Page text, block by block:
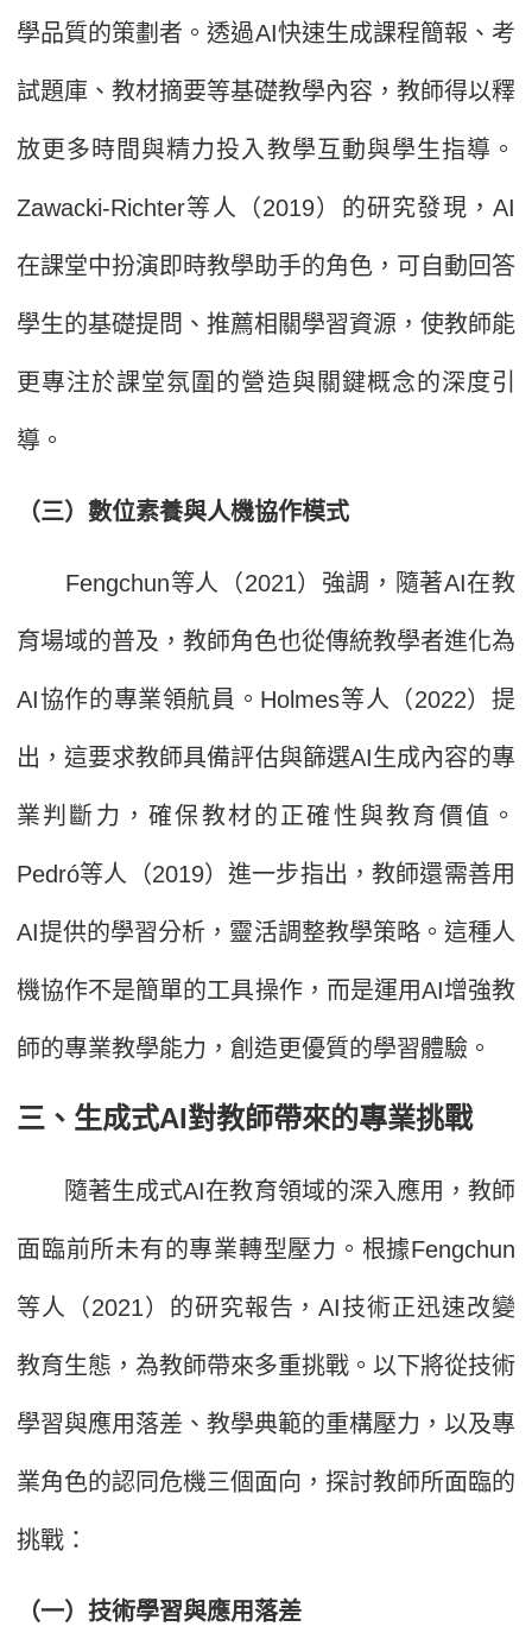
學品質的策劃者。透過AI快速生成課程簡報、考
試題庫、教材摘要等基礎教學內容，教師得以釋
放更多時間與精力投入教學互動與學生指導。
Zawacki-Richter等人（2019）的研究發現，AI
在課堂中扮演即時教學助手的角色，可自動回答
學生的基礎提問、推薦相關學習資源，使教師能
更專注於課堂氛圍的營造與關鍵概念的深度引
導。
（三）數位素養與人機協作模式
Fengchun等人（2021）強調，隨著AI在教
育場域的普及，教師角色也從傳統教學者進化為
AI協作的專業領航員。Holmes等人（2022）提
出，這要求教師具備評估與篩選AI生成內容的專
業判斷力，確保教材的正確性與教育價值。
Pedró等人（2019）進一步指出，教師還需善用
AI提供的學習分析，靈活調整教學策略。這種人
機協作不是簡單的工具操作，而是運用AI增強教
師的專業教學能力，創造更優質的學習體驗。
三、生成式AI對教師帶來的專業挑戰
隨著生成式AI在教育領域的深入應用，教師
面臨前所未有的專業轉型壓力。根據Fengchun
等人（2021）的研究報告，AI技術正迅速改變
教育生態，為教師帶來多重挑戰。以下將從技術
學習與應用落差、教學典範的重構壓力，以及專
業角色的認同危機三個面向，探討教師所面臨的
挑戰：
（一）技術學習與應用落差